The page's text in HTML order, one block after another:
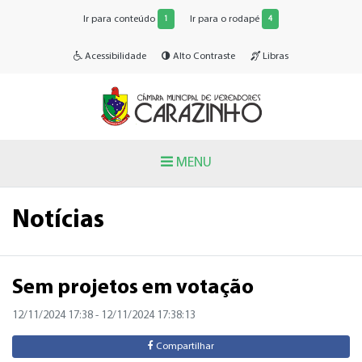
Ir para conteúdo 1 Ir para o rodapé 4
Acessibilidade Alto Contraste Libras
MENU
Notícias
Sem projetos em votação
12/11/2024 17:38 - 12/11/2024 17:38:13
Compartilhar